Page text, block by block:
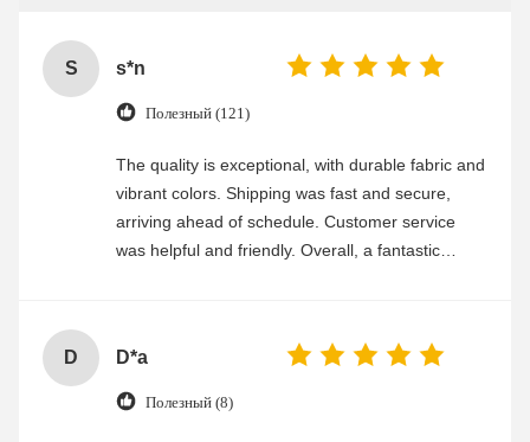
S s*n
Полезный (121)
The quality is exceptional, with durable fabric and
vibrant colors. Shipping was fast and secure,
arriving ahead of schedule. Customer service
was helpful and friendly. Overall, a fantastic
D D*a
Полезный (8)